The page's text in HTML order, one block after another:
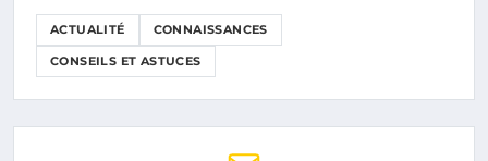
ACTUALITÉ CONNAISSANCES
CONSEILS ET ASTUCES